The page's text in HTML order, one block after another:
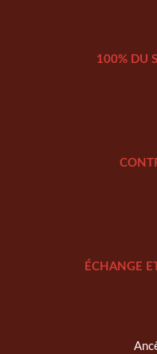
100% DU
ÉCHANGE